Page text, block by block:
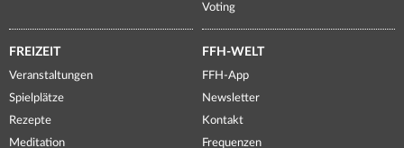
Voting
FREIZEIT
Veranstaltungen
Spielplätze
Rezepte
Meditation
FFH-WELT
FFH-App
Newsletter
Kontakt
Frequenzen